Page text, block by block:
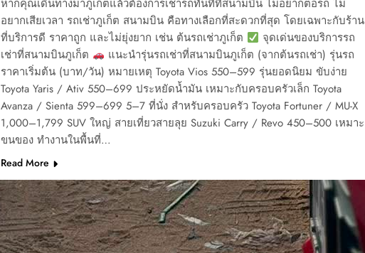
หากคุณเดินทางมาภูเก็ตแล้วต้องการเช่ารถทันทีที่สนามบิน ไม่อยากต่อรถ ไม่
อยากเสียเวลา รถเช่าภูเก็ต สนามบิน คือทางเลือกที่สะดวกที่สุด โดยเฉพาะกับร้าน
ที่บริการดี ราคาถูก และไม่ยุ่งยาก เช่น ต้นรถเช่าภูเก็ต
จุดเด่นของบริการรถ
เช่าที่สนามบินภูเก็ต
แนะนำรุ่นรถเช่าที่สนามบินภูเก็ต (จากต้นรถเช่า) รุ่นรถ
ราคาเริ่มต้น (บาท/วัน) หมายเหตุ Toyota Vios 550–599 รุ่นยอดนิยม ขับง่าย
Toyota Yaris / Ativ 550–699 ประหยัดน้ำมัน เหมาะกับครอบครัวเล็ก Toyota
Avanza / Sienta 599–699 5–7 ที่นั่ง สำหรับครอบครัว Toyota Fortuner / MU-X
1,000–1,799 SUV ใหญ่ สายเที่ยวสายลุย Suzuki Carry / Revo 450–500 เหมาะ
ขนของ ทำงานในพื้นที่…
Read More